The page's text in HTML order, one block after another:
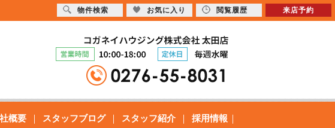
概要 スタッフブログ スタッフ紹介 採用情報
物件検索 お気に入り 閲覧履歴 来店予約